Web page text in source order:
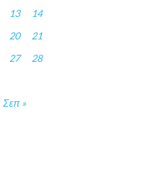
Σεπ »
13
14
20
21
27
28